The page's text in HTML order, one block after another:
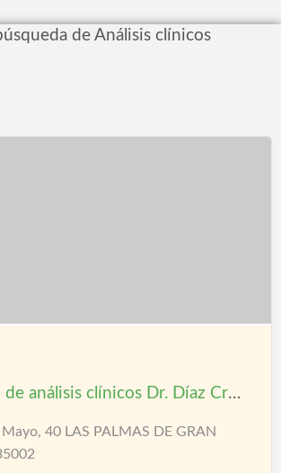
de Análisis clínicos
Laboratorio de análisis clínicos Dr. Díaz Cremades
40 LAS PALMAS DE GRAN